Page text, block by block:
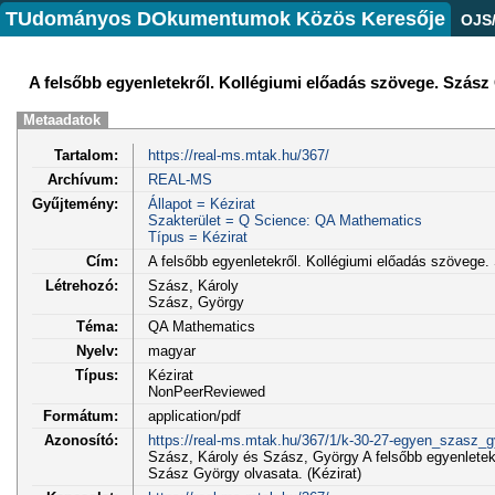
TUdományos DOkumentumok Közös Keresője
A felsőbb egyenletekről. Kollégiumi előadás szövege.
Metaadatok
Tartalom:
https://real-ms.mtak.hu/367/
Archívum:
REAL-MS
Gyűjtemény:
Állapot = Kézirat
Szakterület = Q Science: QA Mathematics
Típus = Kézirat
Cím:
A felsőbb egyenletekről. Kollégiumi előadás
Létrehozó:
Szász, Károly
Szász, György
Téma:
QA Mathematics
Nyelv:
magyar
Típus:
Kézirat
NonPeerReviewed
Formátum:
application/pdf
Azonosító:
https://real-ms.mtak.hu/367/1/k-30-27-
Szász, Károly és Szász, György A felsőbb
Szász György olvasata. (Kézirat)